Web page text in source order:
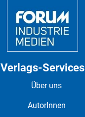
Verlags-Services
Über uns
AutorInnen